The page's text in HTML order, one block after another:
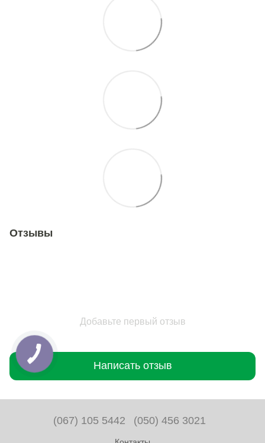
Отзывы
Добавьте первый отзыв
Написать отзыв
(067) 105 5442 (050) 456 3021